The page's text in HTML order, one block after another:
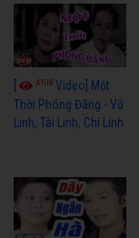
4108 Video] Một
Thời Phóng Đãng - Vũ
Linh, Tài Linh, Chí Linh